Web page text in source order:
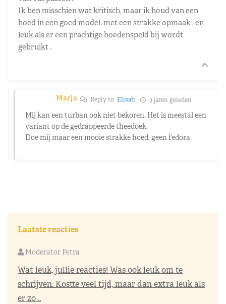
Ik ben misschien wat kritisch, maar ik houd van een
hoed in een goed model, met een strakke opmaak , en
leuk als er een prachtige hoedenspeld bij wordt
gebruikt .
Marja Reply to Elisah 3 jaren geleden
Mij kan een turban ook niet bekoren. Het is meestal een
variant op de gedrappeerde theedoek.
Doe mij maar een mooie strakke hoed, geen fedora.
Laatste reacties
Moderator Petra
Wat leuk, jullie reacties! Was ook leuk om te
schrijven. Kostte veel tijd, maar dan extra leuk als
er zo ..